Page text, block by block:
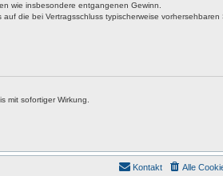
wie insbesondere entgangenen Gewinn.
die bei Vertragsschluss typischerweise
mit sofortiger Wirkung.
Alle
Kontakt